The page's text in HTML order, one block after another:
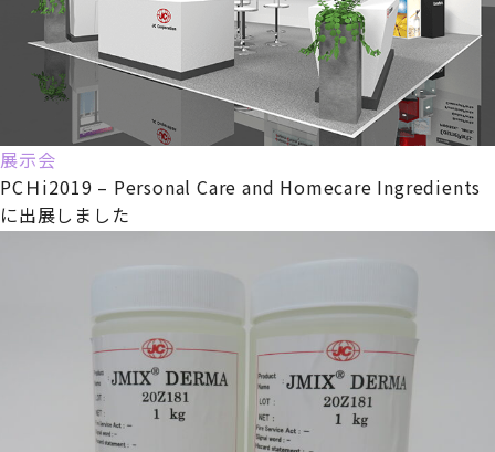
展示会
PCＨi2019 – Personal Care and Homecare Ingredients
に出展しました